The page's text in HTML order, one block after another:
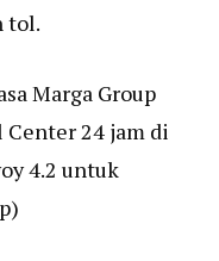
tol.
Marga Group
Center 24 jam di
4.2 untuk